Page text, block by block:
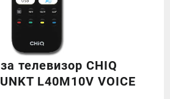
телевизор CHIQ
L40M10V VOICE